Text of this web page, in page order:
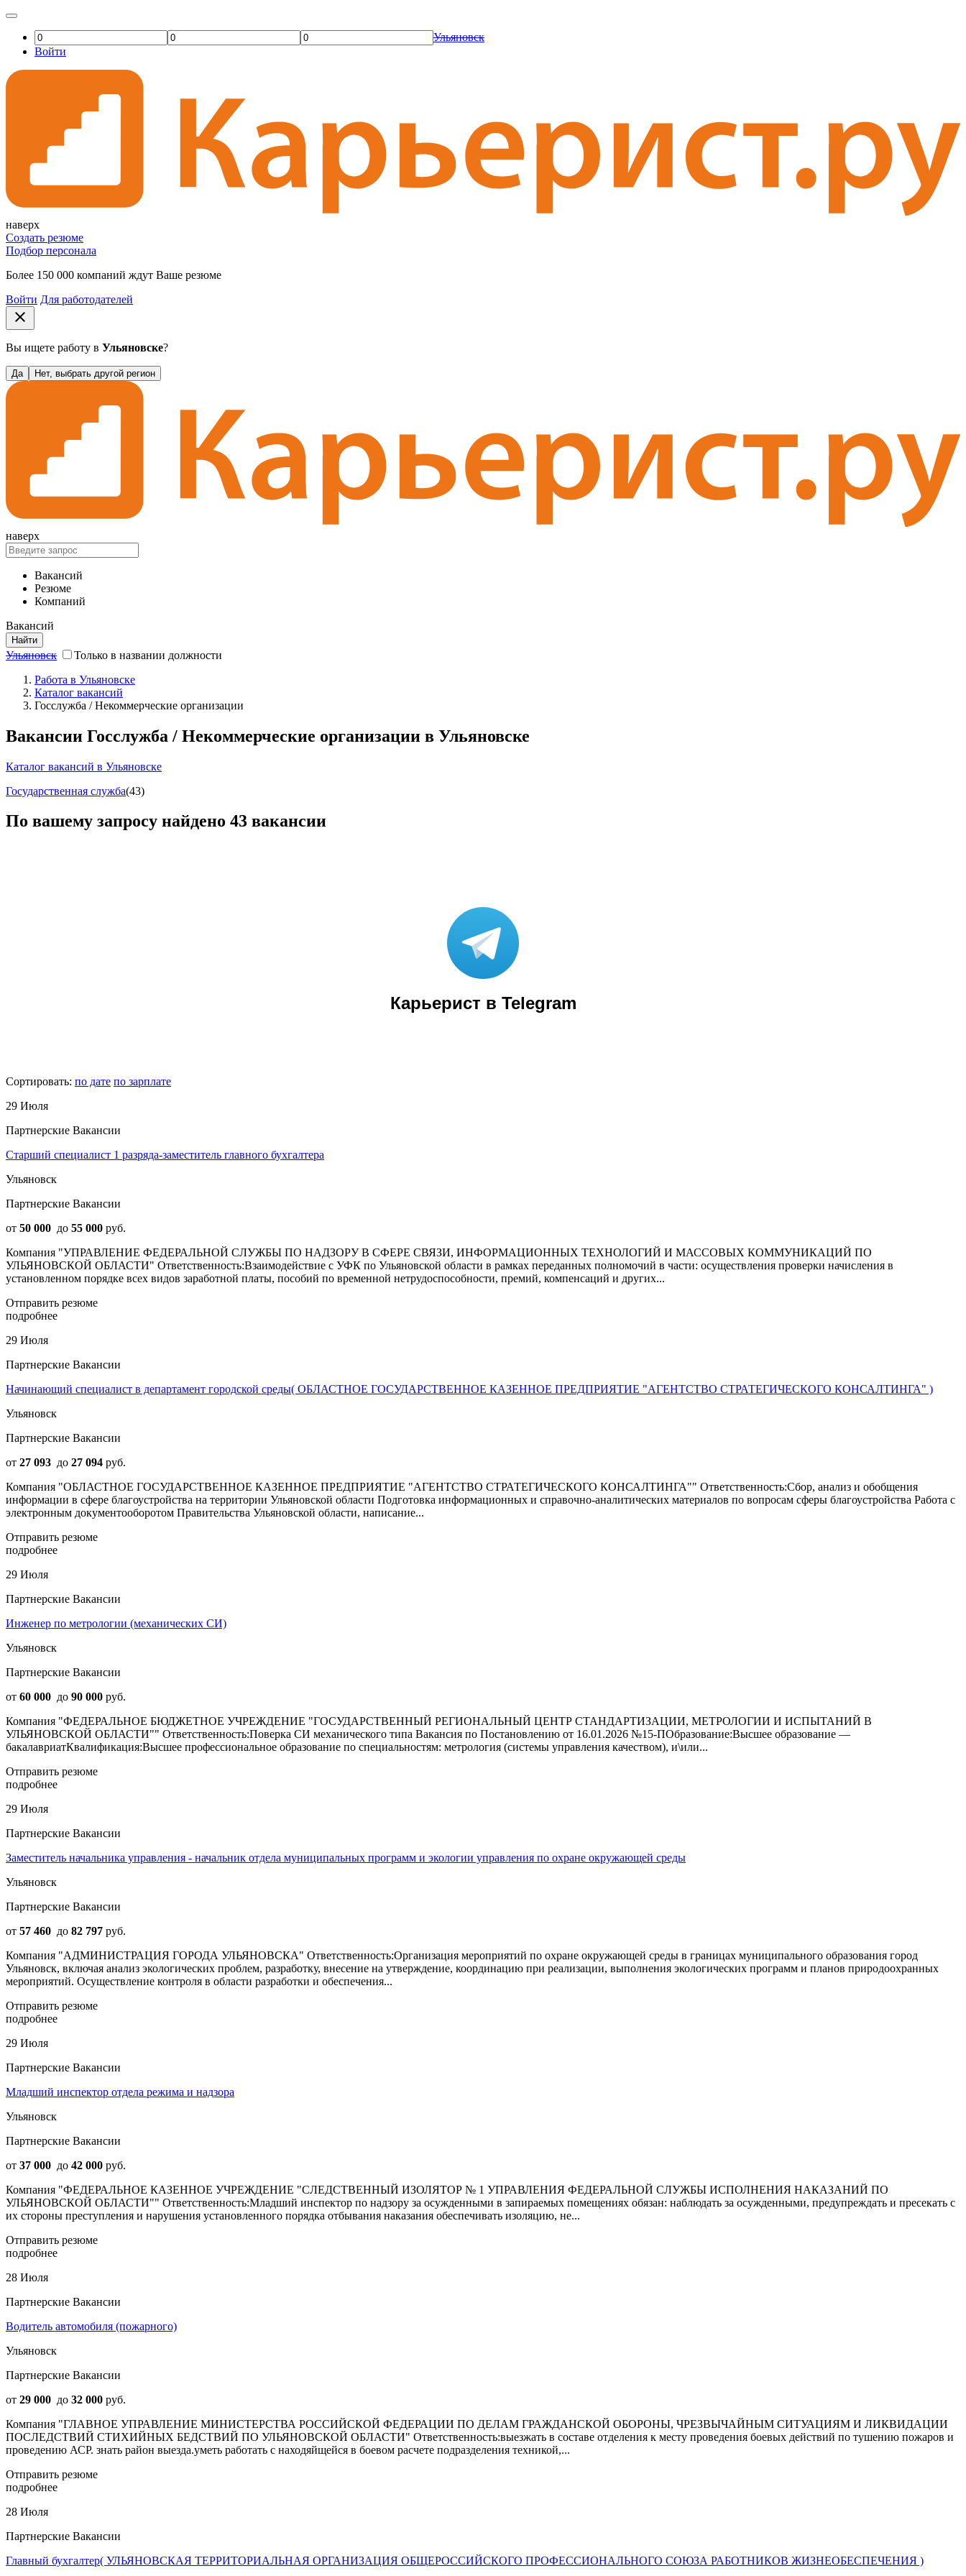
Ульяновск
Войти
наверх
Создать резюме
Подбор персонала
Более 150 000 компаний ждут Ваше резюме
Войти Для работодателей
close
Вы ищете работу в Ульяновске?
Да Нет, выбрать другой регион
наверх
Вакансий
Резюме
Компаний
Вакансий
Найти
Ульяновск
Только в названии должности
Работа в Ульяновске
Каталог вакансий
Госслужба / Некоммерческие организации
Вакансии Госслужба / Некоммерческие организации в Ульяновске
Каталог вакансий в Ульяновске
Государственная служба(43)
По вашему запросу найдено 43 вакансии
Карьерист в Telegram
Сортировать: по дате по зарплате
29 Июля
Партнерские Вакансии
Старший специалист 1 разряда-заместитель главного бухгалтера
Ульяновск
Партнерские Вакансии
от 50 000 до 55 000 руб.
Компания "УПРАВЛЕНИЕ ФЕДЕРАЛЬНОЙ СЛУЖБЫ ПО НАДЗОРУ В СФЕРЕ СВЯЗИ, ИНФОРМАЦИОННЫХ ТЕХНОЛОГИЙ И МАССОВЫХ КОММУНИКАЦИЙ ПО
УЛЬЯНОВСКОЙ ОБЛАСТИ" Ответственность:Взаимодействие с УФК по Ульяновской области в рамках переданных полномочий в части: осуществления проверки начисления в
установленном порядке всех видов заработной платы, пособий по временной нетрудоспособности, премий, компенсаций и других...
Отправить резюме
подробнее
29 Июля
Партнерские Вакансии
Начинающий специалист в департамент городской среды( ОБЛАСТНОЕ ГОСУДАРСТВЕННОЕ КАЗЕННОЕ ПРЕДПРИЯТИЕ "АГЕНТСТВО СТРАТЕГИЧЕСКОГО КОНСАЛТИНГА" )
Ульяновск
Партнерские Вакансии
от 27 093 до 27 094 руб.
Компания "ОБЛАСТНОЕ ГОСУДАРСТВЕННОЕ КАЗЕННОЕ ПРЕДПРИЯТИЕ "АГЕНТСТВО СТРАТЕГИЧЕСКОГО КОНСАЛТИНГА"" Ответственность:Сбор, анализ и обобщения
информации в сфере благоустройства на территории Ульяновской области Подготовка информационных и справочно-аналитических материалов по вопросам сферы благоустройства Работа с
электронным документооборотом Правительства Ульяновской области, написание...
Отправить резюме
подробнее
29 Июля
Партнерские Вакансии
Инженер по метрологии (механических СИ)
Ульяновск
Партнерские Вакансии
от 60 000 до 90 000 руб.
Компания "ФЕДЕРАЛЬНОЕ БЮДЖЕТНОЕ УЧРЕЖДЕНИЕ "ГОСУДАРСТВЕННЫЙ РЕГИОНАЛЬНЫЙ ЦЕНТР СТАНДАРТИЗАЦИИ, МЕТРОЛОГИИ И ИСПЫТАНИЙ В
УЛЬЯНОВСКОЙ ОБЛАСТИ"" Ответственность:Поверка СИ механического типа Вакансия по Постановлению от 16.01.2026 №15-ПОбразование:Высшее образование —
бакалавриатКвалификация:Высшее профессиональное образование по специальностям: метрология (системы управления качеством), и\или...
Отправить резюме
подробнее
29 Июля
Партнерские Вакансии
Заместитель начальника управления - начальник отдела муниципальных программ и экологии управления по охране окружающей среды
Ульяновск
Партнерские Вакансии
от 57 460 до 82 797 руб.
Компания "АДМИНИСТРАЦИЯ ГОРОДА УЛЬЯНОВСКА" Ответственность:Организация мероприятий по охране окружающей среды в границах муниципального образования город
Ульяновск, включая анализ экологических проблем, разработку, внесение на утверждение, координацию при реализации, выполнения экологических программ и планов природоохранных
мероприятий. Осуществление контроля в области разработки и обеспечения...
Отправить резюме
подробнее
29 Июля
Партнерские Вакансии
Младший инспектор отдела режима и надзора
Ульяновск
Партнерские Вакансии
от 37 000 до 42 000 руб.
Компания "ФЕДЕРАЛЬНОЕ КАЗЕННОЕ УЧРЕЖДЕНИЕ "СЛЕДСТВЕННЫЙ ИЗОЛЯТОР № 1 УПРАВЛЕНИЯ ФЕДЕРАЛЬНОЙ СЛУЖБЫ ИСПОЛНЕНИЯ НАКАЗАНИЙ ПО
УЛЬЯНОВСКОЙ ОБЛАСТИ"" Ответственность:Младший инспектор по надзору за осужденными в запираемых помещениях обязан: наблюдать за осужденными, предупреждать и пресекать с
их стороны преступления и нарушения установленного порядка отбывания наказания обеспечивать изоляцию, не...
Отправить резюме
подробнее
28 Июля
Партнерские Вакансии
Водитель автомобиля (пожарного)
Ульяновск
Партнерские Вакансии
от 29 000 до 32 000 руб.
Компания "ГЛАВНОЕ УПРАВЛЕНИЕ МИНИСТЕРСТВА РОССИЙСКОЙ ФЕДЕРАЦИИ ПО ДЕЛАМ ГРАЖДАНСКОЙ ОБОРОНЫ, ЧРЕЗВЫЧАЙНЫМ СИТУАЦИЯМ И ЛИКВИДАЦИИ
ПОСЛЕДСТВИЙ СТИХИЙНЫХ БЕДСТВИЙ ПО УЛЬЯНОВСКОЙ ОБЛАСТИ" Ответственность:выезжать в составе отделения к месту проведения боевых действий по тушению пожаров и
проведению АСР. знать район выезда.уметь работать с находяйщейся в боевом расчете подразделения техникой,...
Отправить резюме
подробнее
28 Июля
Партнерские Вакансии
Главный бухгалтер( УЛЬЯНОВСКАЯ ТЕРРИТОРИАЛЬНАЯ ОРГАНИЗАЦИЯ ОБЩЕРОССИЙСКОГО ПРОФЕССИОНАЛЬНОГО СОЮЗА РАБОТНИКОВ ЖИЗНЕОБЕСПЕЧЕНИЯ )